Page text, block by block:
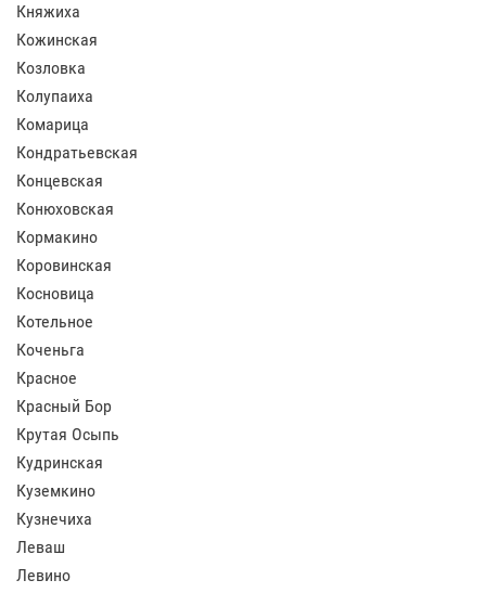
Княжиха
Кожинская
Козловка
Колупаиха
Комарица
Кондратьевская
Концевская
Конюховская
Кормакино
Коровинская
Косновица
Котельное
Коченьга
Красное
Красный Бор
Крутая Осыпь
Кудринская
Куземкино
Кузнечиха
Леваш
Левино